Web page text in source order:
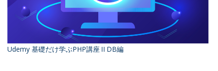
Udemy 基礎だけ学ぶPHP講座ⅡDB編